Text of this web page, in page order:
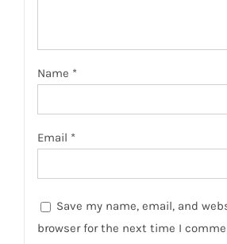
Name *
Email *
Save my name, email, and
browser for the next time I